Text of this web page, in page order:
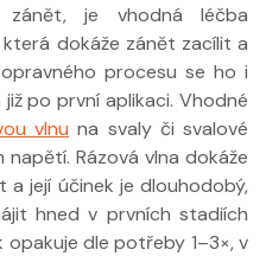
je vhodná léčba
která dokáže zánět zacílit a
procesu se ho i
po první aplikaci. Vhodné
vlnu na svaly či svalové
Rázová vlna dokáže
její účinek je dlouhodobý,
hned v prvních stadiích
dle potřeby 1–3×, v